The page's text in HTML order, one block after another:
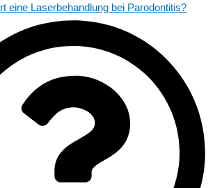
eine Laserbehandlung bei Parodontitis?